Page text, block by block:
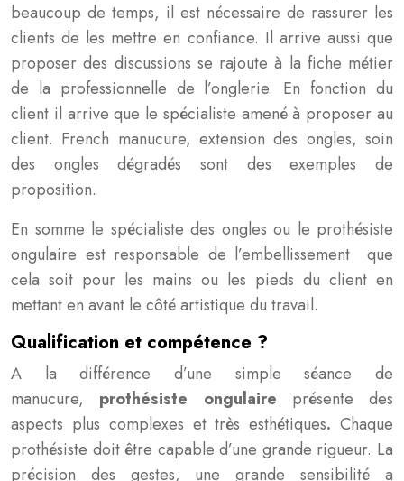
beaucoup de temps, il est nécessaire de rassurer les
clients de les mettre en confiance. Il arrive aussi que
proposer des discussions se rajoute à la fiche métier
de la professionnelle de l’onglerie. En fonction du
client il arrive que le spécialiste amené à proposer au
client. French manucure, extension des ongles, soin
des ongles dégradés sont des exemples de
proposition.
En somme le spécialiste des ongles ou le prothésiste
ongulaire est responsable de l’embellissement que
cela soit pour les mains ou les pieds du client en
mettant en avant le côté artistique du travail.
Qualification et compétence ?
A la différence d’une simple séance de
manucure, prothésiste ongulaire présente des
aspects plus complexes et très esthétiques.Chaque
prothésiste doit être capable d’une grande rigueur. La
précision des gestes, une grande sensibilité a